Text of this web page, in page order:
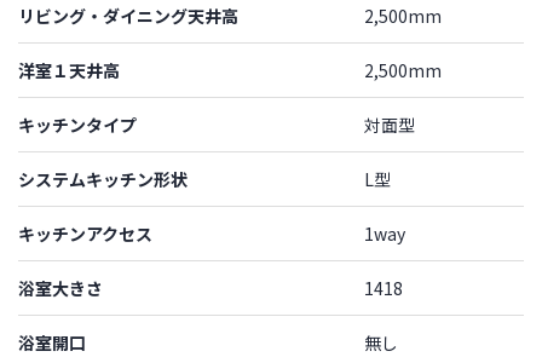
リビング・ダイニング天井高 2,500mm
洋室１天井高 2,500mm
キッチンタイプ 対面型
システムキッチン形状 L型
キッチンアクセス 1way
浴室大きさ 1418
浴室開口 無し